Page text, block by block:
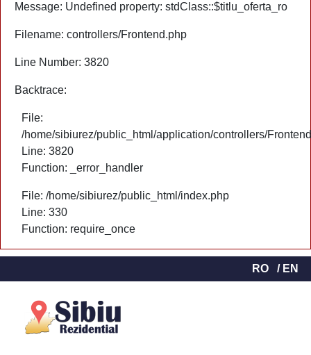
Message: Undefined property: stdClass::$titlu_oferta_ro
Filename: controllers/Frontend.php
Line Number: 3820
Backtrace:
File:
/home/sibiurez/public_html/application/controllers/
Line: 3820
Function: _error_handler
File: /home/sibiurez/public_html/index.php
Line: 330
Function: require_once
RO / EN